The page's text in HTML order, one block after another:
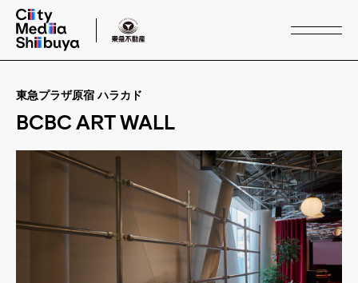
Service
サービス
Media & Space
Case Study
東急プラザ原宿 ハラカド
BCBC ART WALL